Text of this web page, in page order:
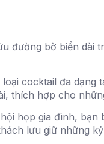
đường bờ biển dài
cocktail đa
thích hợp cho
họp gia đình,
lưu giữ những